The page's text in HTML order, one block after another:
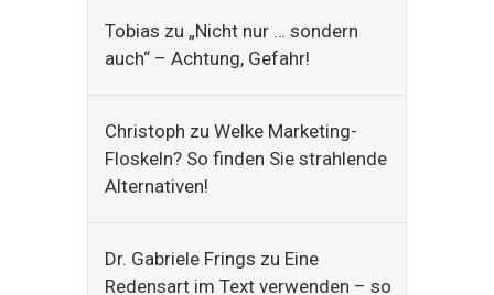
Tobias zu „Nicht nur … sondern
auch“ – Achtung, Gefahr!
Christoph zu Welke Marketing-
Floskeln? So finden Sie strahlende
Alternativen!
Dr. Gabriele Frings zu Eine
Redensart im Text verwenden – so